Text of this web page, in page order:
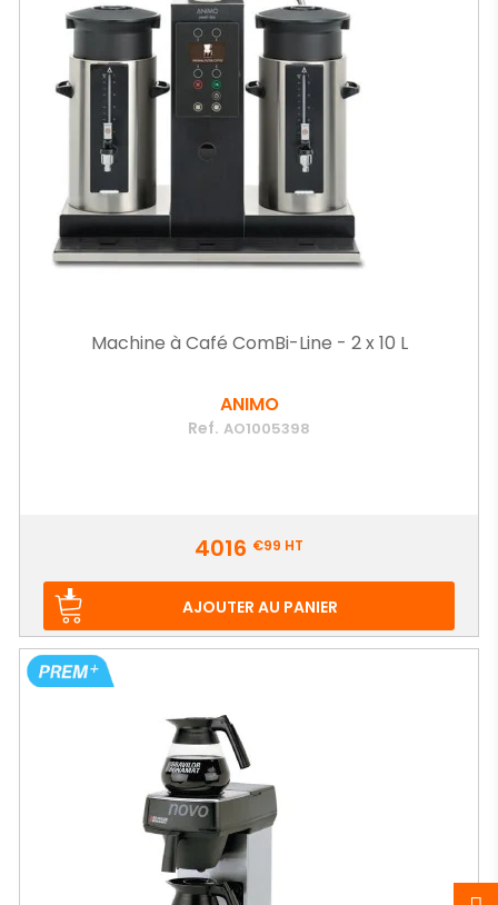
Machine à Café ComBi-Line - 2 x 10 L
ANIMO
Ref. AO1005398
4016 €99 HT
AJOUTER AU PANIER